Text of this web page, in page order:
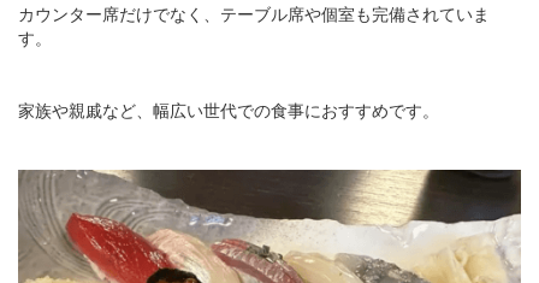
カウンター席だけでなく、テーブル席や個室も完備されていま
す。
家族や親戚など、幅広い世代での食事におすすめです。